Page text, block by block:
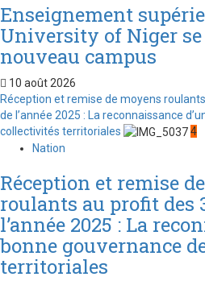
Enseignement
University of Niger se
nouveau campus
10 août 2026
Réception et remise de moyens
de l’année 2025 : La reconnaissance
collectivités territoriales
4
Nation
Réception et remise
roulants au profit des
l’année 2025 : La
bonne gouvernance
territoriales